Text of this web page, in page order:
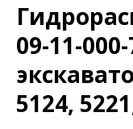
09-11-
5124,